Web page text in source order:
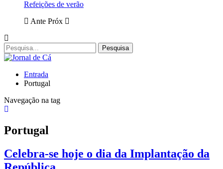
Refeições de verão
Ante Próx
Entrada
Portugal
Navegação na tag
Portugal
Celebra-se hoje o dia da Implantação da